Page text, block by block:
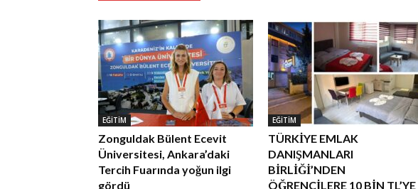
EĞİTİM
Zonguldak Bülent Ecevit
Üniversitesi, Ankara’daki
Tercih Fuarında yoğun ilgi
gördü
EĞİTİM
TÜRKİYE EMLAK
DANIŞMANLARI
BİRLİĞİ’NDEN
ÖĞRENCİLERE 10 BİN TL’YE